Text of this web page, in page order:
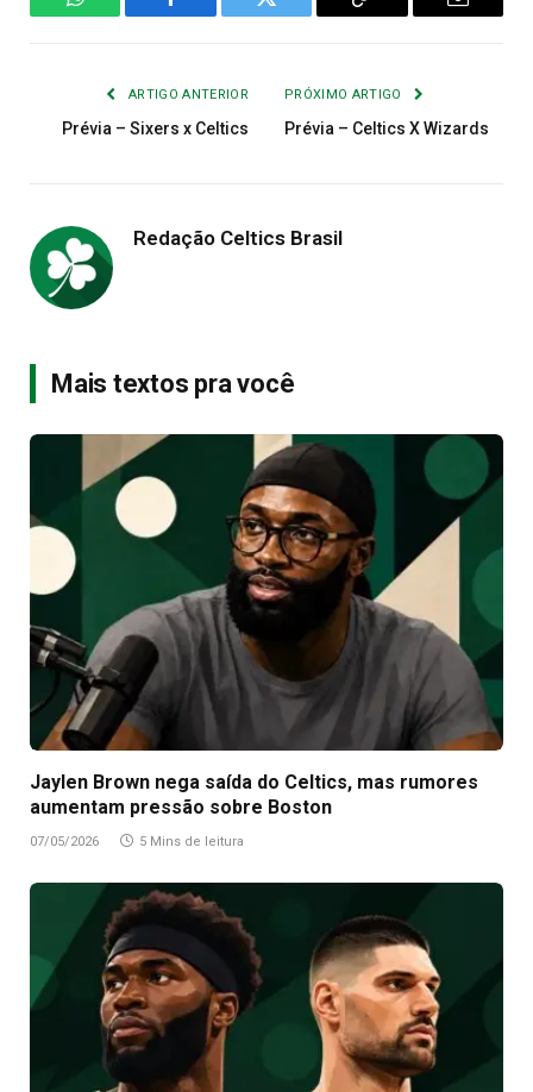
WhatsAppFacebook Twitter
Copiar
E-
ARTIGO ANTERIOR
Prévia – Sixers x Celtics
PRÓXIMO ARTIGO
Prévia – Celtics X Wizards
Redação Celtics Brasil
Mais textos pra você
Jaylen Brown nega saída do Celtics, mas rumores
aumentam pressão sobre Boston
07/05/2026 5 Mins de leitura